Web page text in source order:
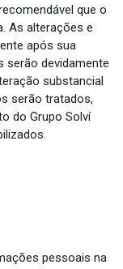
que o
As alterações e
após sua
serão devidamente
substancial
serão tratados,
do Grupo Solví
pessoais na